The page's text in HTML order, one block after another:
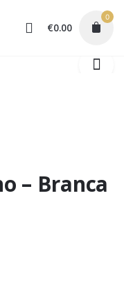
€0.00
0
– Branca